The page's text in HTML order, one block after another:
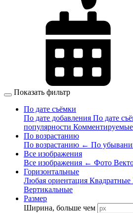
Показать фильтр
По дате съёмки
По дате добавления По дате
популярности Комментируемые
По возрастанию
По возрастанию ← По
Все изображения
Все изображения ← Фото
Горизонтальные
Любая ориентация Квадратные
Вертикальные
Размер
Ширина, больше чем